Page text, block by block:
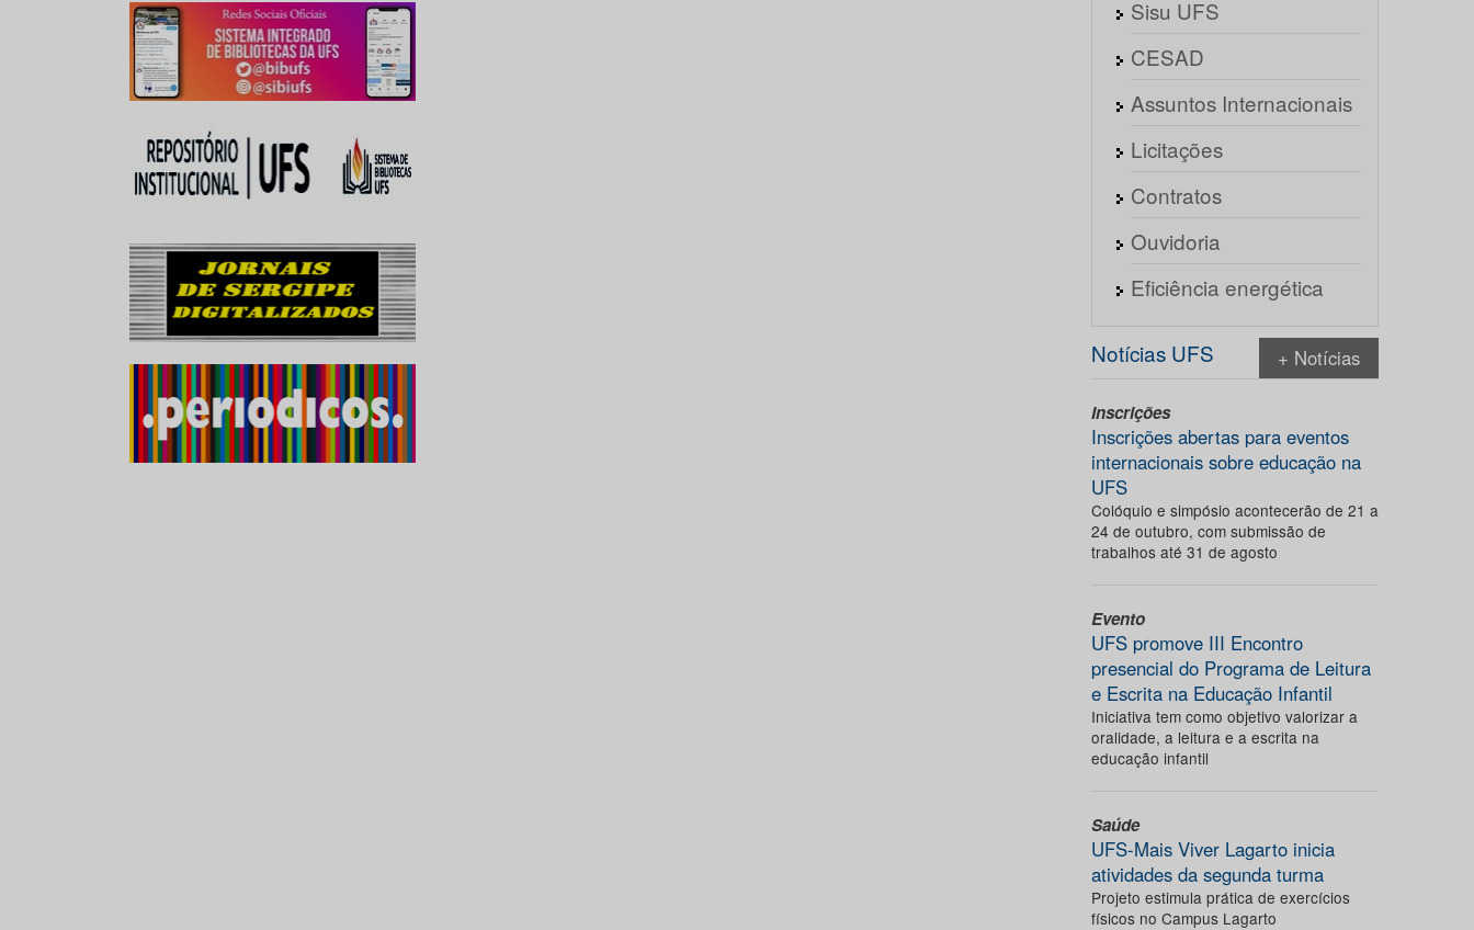
Sisu UFS
CESAD
Assuntos Internacionais
Licitações
Contratos
Ouvidoria
Eficiência energética
Notícias UFS + Notícias
Inscrições
Inscrições abertas para eventos
internacionais sobre educação na
UFS
Colóquio e simpósio acontecerão de 21 a
24 de outubro, com submissão de
trabalhos até 31 de agosto
Evento
UFS promove III Encontro
presencial do Programa de Leitura
e Escrita na Educação Infantil
Iniciativa tem como objetivo valorizar a
oralidade, a leitura e a escrita na
educação infantil
Saúde
UFS-Mais Viver Lagarto inicia
atividades da segunda turma
Projeto estimula prática de exercícios
físicos no Campus Lagarto